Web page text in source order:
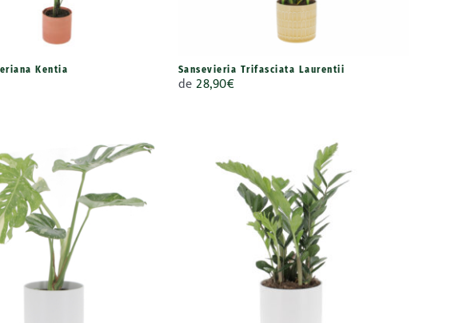
Kentia Sansevieria Trifasciata Laurentii
de28,90€